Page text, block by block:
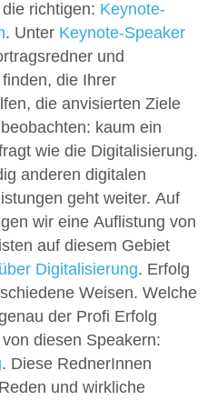
richtigen: Keynote-
. Unter Keynote-Speaker
und
die Ihrer
die anvisierten Ziele
kaum ein
wie die Digitalisierung.
anderen digitalen
geht weiter. Auf
wir eine Auflistung von
auf diesem Gebiet
Digitalisierung. Erfolg
Weisen. Welche
der Profi Erfolg
diesen Speakern:
. Diese RednerInnen
und wirkliche